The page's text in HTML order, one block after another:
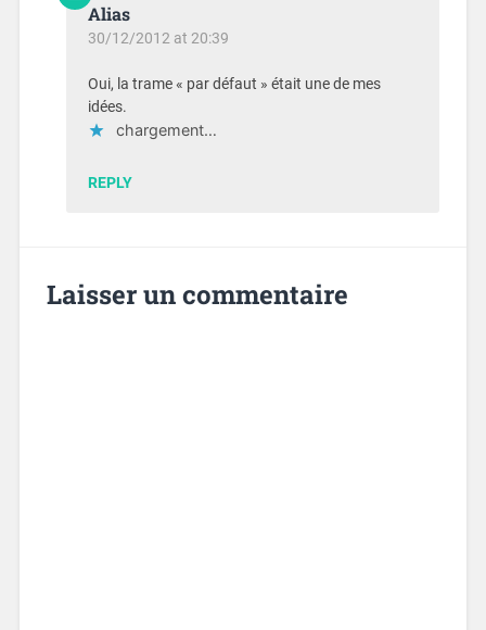
Alias
30/12/2012 at 20:39
Oui, la trame « par défaut » était une de mes
idées.
chargement…
REPLY
Laisser un commentaire